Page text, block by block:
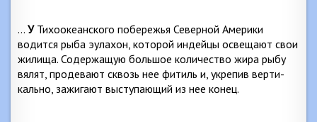
… УТихоокеанского побережья Северной Америки
водится рыба эулахон, которой индейцы освещают свои
жилища. Содержащую большое количество жира рыбу
вялят, продевают сквозь нее фитиль и, укрепив верти­
кально, зажигают выступающий из нее конец.